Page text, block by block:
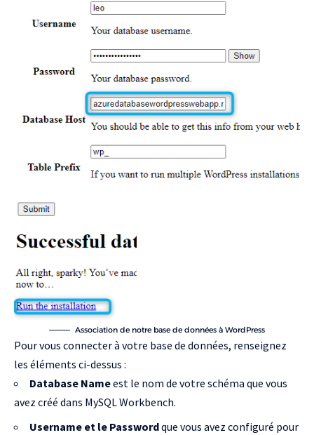
Association de notre base de données à WordPress
Pour vous connecter à votre base de données, renseignez
les éléments ci-dessus :
Database Nameest le nom de votre schéma que vous
avez créé dans MySQL Workbench.
Username et le Passwordque vous avez configuré pour